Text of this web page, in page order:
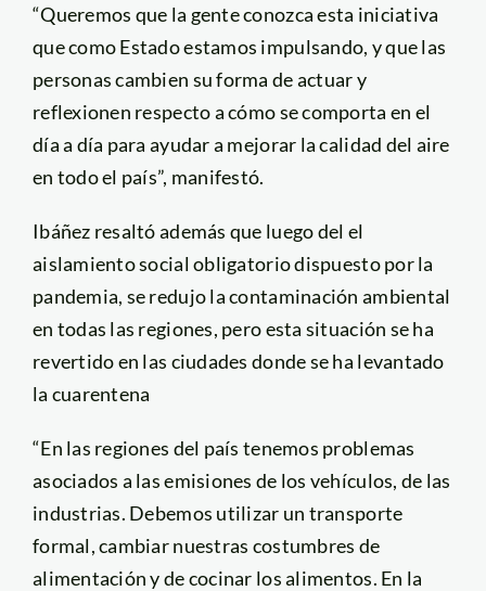
“Queremos que la gente conozca esta iniciativa
que como Estado estamos impulsando, y que las
personas cambien su forma de actuar y
reflexionen respecto a cómo se comporta en el
día a día para ayudar a mejorar la calidad del aire
en todo el país”, manifestó.
Ibáñez resaltó además que luego del el
aislamiento social obligatorio dispuesto por la
pandemia, se redujo la contaminación ambiental
en todas las regiones, pero esta situación se ha
revertido en las ciudades donde se ha levantado
la cuarentena
“En las regiones del país tenemos problemas
asociados a las emisiones de los vehículos, de las
industrias. Debemos utilizar un transporte
formal, cambiar nuestras costumbres de
alimentación y de cocinar los alimentos. En la